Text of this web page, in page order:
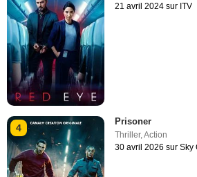
21 avril 2024 sur ITV
4
Prisoner
Thriller,Action
30 avril 2026 sur Sky